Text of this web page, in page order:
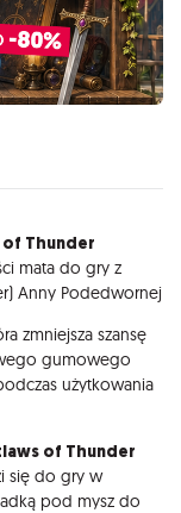
Thunder
mata do gry z
Anny Podedwornej
zmniejsza szansę
gumowego
użytkowania
of Thunder
się do gry w
pod mysz do